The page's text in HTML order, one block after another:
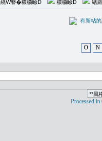
繞W簪�穠穢瞼D 穠穢瞼D 繕
有新
O N
Processed